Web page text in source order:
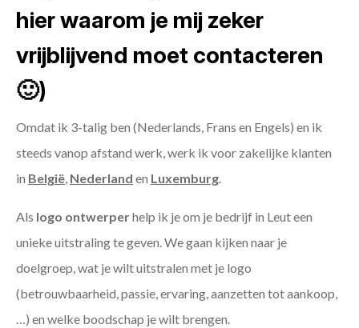
hier waarom je mij zeker
vrijblijvend moet contacteren
🙂)
Omdat ik 3-talig ben (Nederlands, Frans en Engels) en ik
steeds vanop afstand werk, werk ik voor zakelijke klanten
in België, Nederland en Luxemburg.
Als logo ontwerperhelp ik je om je bedrijf in Leut een
unieke uitstraling te geven. We gaan kijken naar je
doelgroep, wat je wilt uitstralen met je logo
(betrouwbaarheid, passie, ervaring, aanzetten tot aankoop,
…) en welke boodschap je wilt brengen.